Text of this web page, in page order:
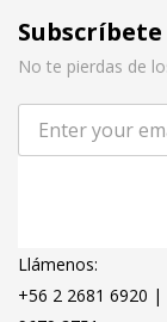
No te pierdas de
Llámenos:
+56 2 2681 6920